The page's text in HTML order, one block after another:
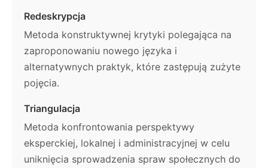
Redeskrypcja
Metoda konstruktywnej krytyki polegająca na
zaproponowaniu nowego języka i
alternatywnych praktyk, które zastępują zużyte
pojęcia.
Triangulacja
Metoda konfrontowania perspektywy
eksperckiej, lokalnej i administracyjnej w celu
uniknięcia sprowadzenia spraw społecznych do